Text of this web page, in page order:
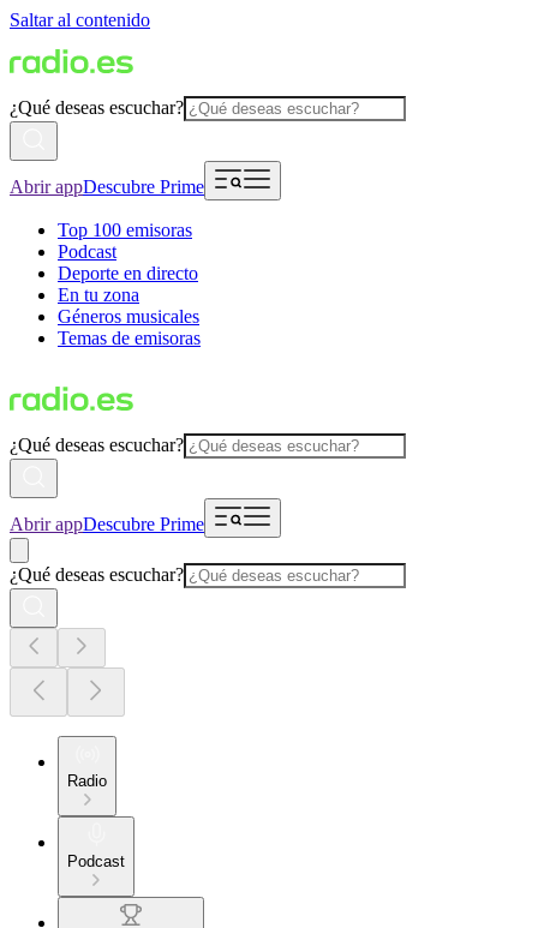
Saltar al contenido
¿Qué deseas escuchar?
Abrir appDescubre Prime
Top 100 emisoras
Podcast
Deporte en directo
En tu zona
Géneros musicales
Temas de emisoras
¿Qué deseas escuchar?
Abrir appDescubre Prime
¿Qué deseas escuchar?
Radio
Podcast